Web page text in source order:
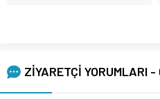
ZİYARETÇİ YORUMLARI -